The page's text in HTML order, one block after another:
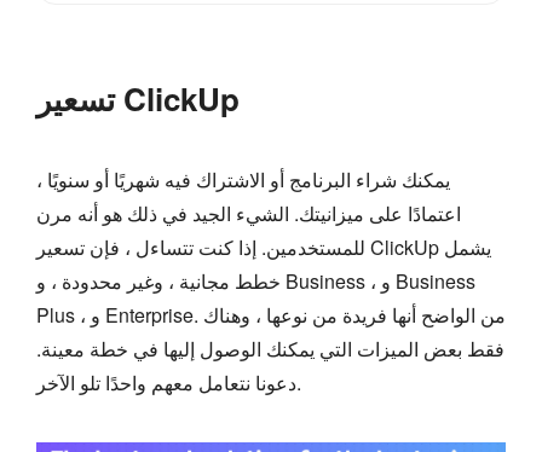
تسعير ClickUp
يمكنك شراء البرنامج أو الاشتراك فيه شهريًا أو سنويًا ،
اعتمادًا على ميزانيتك. الشيء الجيد في ذلك هو أنه مرن
للمستخدمين. إذا كنت تتساءل ، فإن تسعير ClickUp يشمل
خطط مجانية ، وغير محدودة ، و Business ، و Business
Plus ، و Enterprise. من الواضح أنها فريدة من نوعها ، وهناك
فقط بعض الميزات التي يمكنك الوصول إليها في خطة معينة.
دعونا نتعامل معهم واحدًا تلو الآخر.